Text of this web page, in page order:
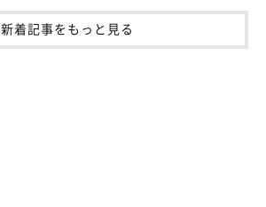
新着記事をもっと見る